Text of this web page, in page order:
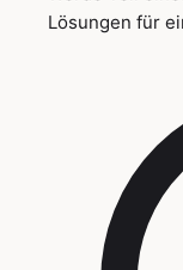
Lösungen für